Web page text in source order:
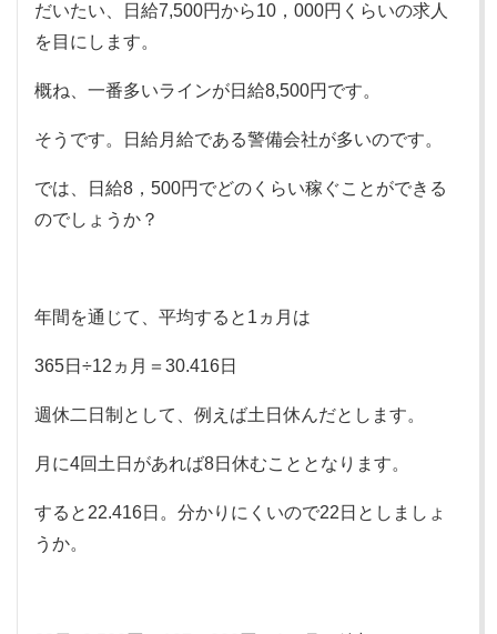
だいたい、日給7,500円から10，000円くらいの求人
を目にします。
概ね、一番多いラインが日給8,500円です。
そうです。日給月給である警備会社が多いのです。
では、日給8，500円でどのくらい稼ぐことができる
のでしょうか？
年間を通じて、平均すると1ヵ月は
365日÷12ヵ月＝30.416日
週休二日制として、例えば土日休んだとします。
月に4回土日があれば8日休むこととなります。
すると22.416日。分かりにくいので22日としましょ
うか。